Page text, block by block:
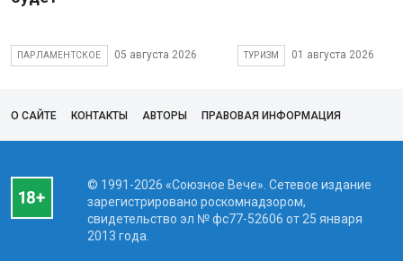
ПАРЛАМЕНТСКОЕ 05 августа 2026 ТУРИЗМ 01 августа 2026
О САЙТЕ КОНТАКТЫ АВТОРЫ ПРАВОВАЯ ИНФОРМАЦИЯ
© 1991-2026 «Союзное Вече». Сетевое издание
зарегистрировано роскомнадзором,
свидетельство эл № фc77-52606 от 25 января
2013 года.